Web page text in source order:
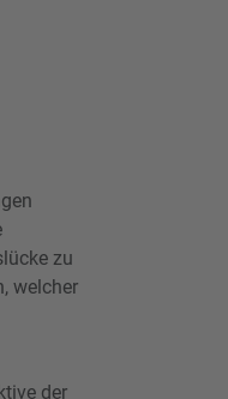
zu
welcher
der